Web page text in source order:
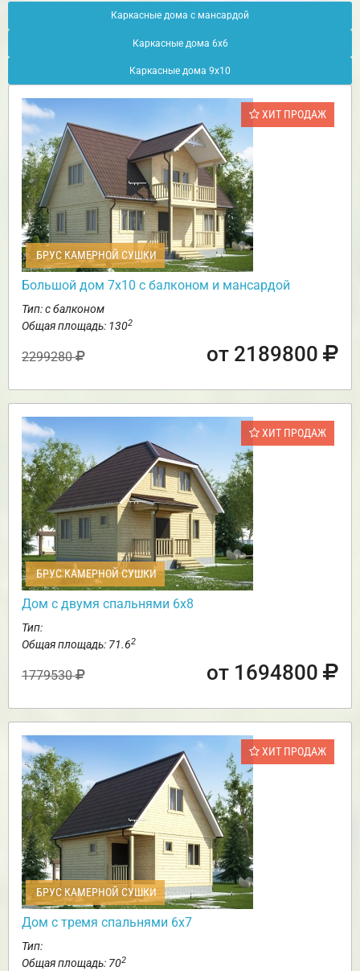
Каркасные дома с мансардой
Каркасные дома 6х6
Каркасные дома 9х10
ХИТ ПРОДАЖ
БРУС КАМЕРНОЙ СУШКИ
Большой дом 7х10 с балконом и мансардой
Тип: с балконом
Общая площадь: 1302
2299280 от 2189800
ХИТ ПРОДАЖ
БРУС КАМЕРНОЙ СУШКИ
Дом с двумя спальнями 6х8
Тип:
Общая площадь: 71.62
1779530 от 1694800
ХИТ ПРОДАЖ
БРУС КАМЕРНОЙ СУШКИ
Дом с тремя спальнями 6х7
Тип:
Общая площадь: 702